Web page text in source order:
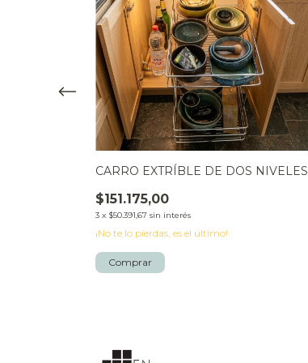
CARRO EXTRÍBLE DE DOS NIVELES
$151.175,00
3 x $50.391,67 sin interés
¡No te lo pierdas, es el último!
Comprar